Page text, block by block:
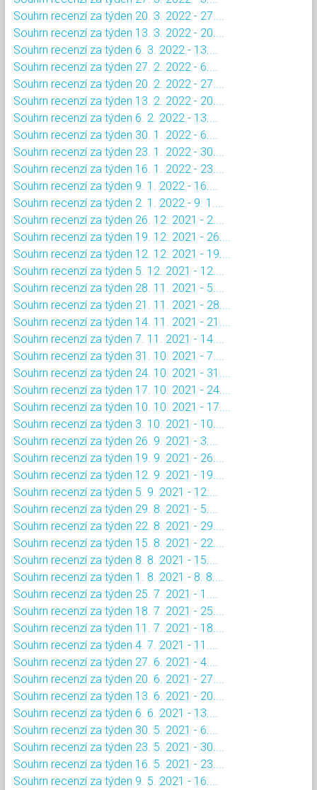
Souhrn recenzí za týden 20. 3. 2022 - 27....
Souhrn recenzí za týden 13. 3. 2022 - 20....
Souhrn recenzí za týden 6. 3. 2022 - 13....
Souhrn recenzí za týden 27. 2. 2022 - 6....
Souhrn recenzí za týden 20. 2. 2022 - 27....
Souhrn recenzí za týden 13. 2. 2022 - 20....
Souhrn recenzí za týden 6. 2. 2022 - 13....
Souhrn recenzí za týden 30. 1. 2022 - 6....
Souhrn recenzí za týden 23. 1. 2022 - 30....
Souhrn recenzí za týden 16. 1. 2022 - 23....
Souhrn recenzí za týden 9. 1. 2022 - 16....
Souhrn recenzí za týden 2. 1. 2022 - 9. 1....
Souhrn recenzí za týden 26. 12. 2021 - 2....
Souhrn recenzí za týden 19. 12. 2021 - 26....
Souhrn recenzí za týden 12. 12. 2021 - 19....
Souhrn recenzí za týden 5. 12. 2021 - 12....
Souhrn recenzí za týden 28. 11. 2021 - 5....
Souhrn recenzí za týden 21. 11. 2021 - 28....
Souhrn recenzí za týden 14. 11. 2021 - 21....
Souhrn recenzí za týden 7. 11. 2021 - 14....
Souhrn recenzí za týden 31. 10. 2021 - 7....
Souhrn recenzí za týden 24. 10. 2021 - 31....
Souhrn recenzí za týden 17. 10. 2021 - 24....
Souhrn recenzí za týden 10. 10. 2021 - 17....
Souhrn recenzí za týden 3. 10. 2021 - 10....
Souhrn recenzí za týden 26. 9. 2021 - 3....
Souhrn recenzí za týden 19. 9. 2021 - 26....
Souhrn recenzí za týden 12. 9. 2021 - 19....
Souhrn recenzí za týden 5. 9. 2021 - 12....
Souhrn recenzí za týden 29. 8. 2021 - 5....
Souhrn recenzí za týden 22. 8. 2021 - 29....
Souhrn recenzí za týden 15. 8. 2021 - 22....
Souhrn recenzí za týden 8. 8. 2021 - 15....
Souhrn recenzí za týden 1. 8. 2021 - 8. 8....
Souhrn recenzí za týden 25. 7. 2021 - 1....
Souhrn recenzí za týden 18. 7. 2021 - 25....
Souhrn recenzí za týden 11. 7. 2021 - 18....
Souhrn recenzí za týden 4. 7. 2021 - 11....
Souhrn recenzí za týden 27. 6. 2021 - 4....
Souhrn recenzí za týden 20. 6. 2021 - 27....
Souhrn recenzí za týden 13. 6. 2021 - 20....
Souhrn recenzí za týden 6. 6. 2021 - 13....
Souhrn recenzí za týden 30. 5. 2021 - 6....
Souhrn recenzí za týden 23. 5. 2021 - 30....
Souhrn recenzí za týden 16. 5. 2021 - 23....
Souhrn recenzí za týden 9. 5. 2021 - 16....